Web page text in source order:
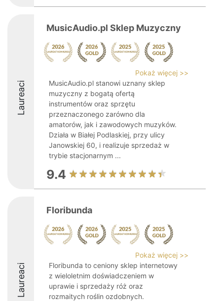
Laureaci
MusicAudio.pl Sklep Muzyczny
Pokaż więcej >>
MusicAudio.pl stanowi uznany sklep
muzyczny z bogatą ofertą
instrumentów oraz sprzętu
przeznaczonego zarówno dla
amatorów, jak i zawodowych muzyków.
Działa w Białej Podlaskiej, przy ulicy
Janowskiej 60, i realizuje sprzedaż w
trybie stacjonarnym ...
9.4
Laureaci
Floribunda
Pokaż więcej >>
Floribunda to ceniony sklep internetowy
z wieloletnim doświadczeniem w
uprawie i sprzedaży róż oraz
rozmaitych roślin ozdobnych.